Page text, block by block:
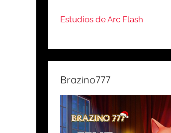
Estudios de Arc Flash
Brazino777